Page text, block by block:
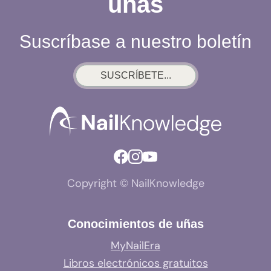
Suscríbase a nuestro boletín
SUSCRÍBETE...
Copyright © NailKnowledge
Conocimientos de uñas
MyNailEra
Libros electrónicos gratuitos